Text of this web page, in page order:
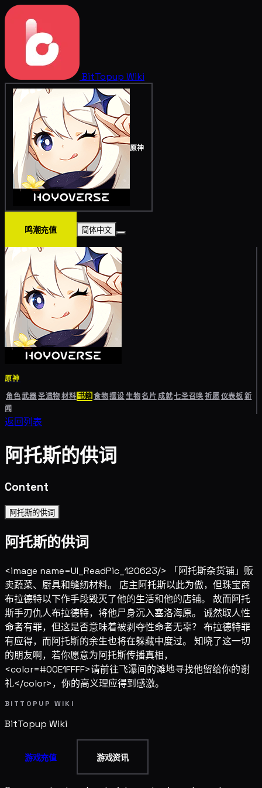
BitTopup Wiki
原神
鸣潮充值 简体中文
原神
角色武器圣遗物材料书籍食物摆设生物名片成就七圣召唤祈愿仪表板新
闻
返回列表
阿托斯的供词
Content
阿托斯的供词
阿托斯的供词
<image name=UI_ReadPic_120623/> 「阿托斯杂货铺」贩
卖蔬菜、厨具和缝纫材料。 店主阿托斯以此为傲，但珠宝商
布拉德特以下作手段毁灭了他的生活和他的店铺。 故而阿托
斯手刃仇人布拉德特，将他尸身沉入塞洛海原。 诚然取人性
命者有罪，但这是否意味着被剥夺性命者无辜？ 布拉德特罪
有应得，而阿托斯的余生也将在躲藏中度过。 知晓了这一切
的朋友啊，若你愿意为阿托斯传播真相，
<color=#00E1FFFF>请前往飞瀑间的滩地寻找他留给你的谢
礼</color>，你的高义理应得到感激。
BITTOPUP WIKI
BitTopup Wiki
游戏充值 游戏资讯